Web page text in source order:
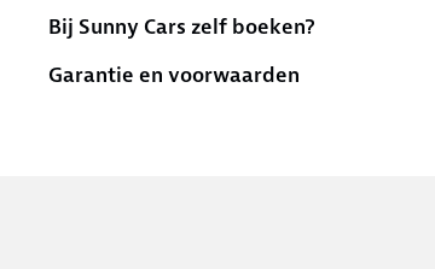
Bij Sunny Cars zelf boeken?
Garantie en voorwaarden